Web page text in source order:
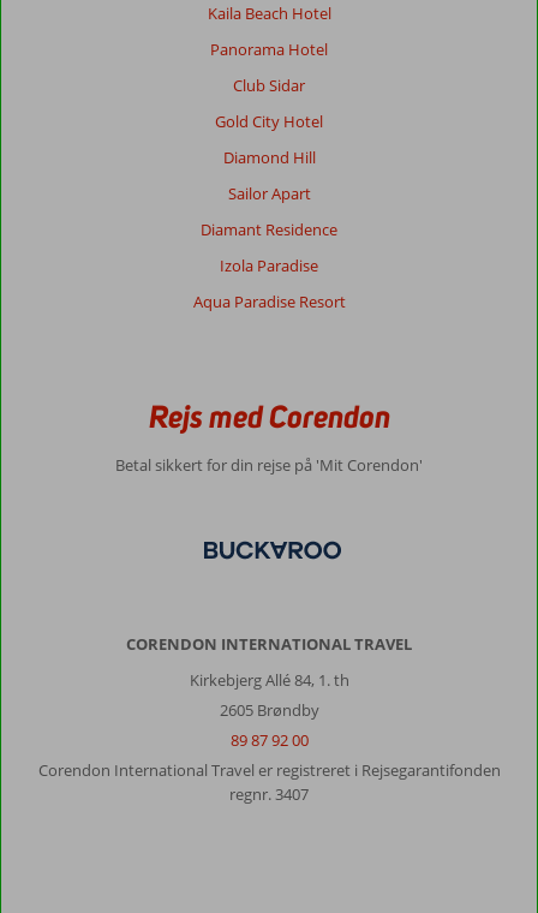
Kaila Beach Hotel
Panorama Hotel
Club Sidar
Gold City Hotel
Diamond Hill
Sailor Apart
Diamant Residence
Izola Paradise
Aqua Paradise Resort
Rejs med Corendon
Betal sikkert for din rejse på 'Mit Corendon'
CORENDON INTERNATIONAL TRAVEL
Kirkebjerg Allé 84, 1. th
2605 Brøndby
89 87 92 00
Corendon International Travel er registreret i Rejsegarantifonden
regnr. 3407